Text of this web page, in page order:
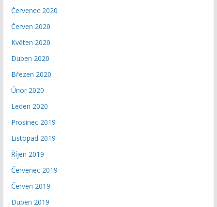
Červenec 2020
Červen 2020
Květen 2020
Duben 2020
Březen 2020
Únor 2020
Leden 2020
Prosinec 2019
Listopad 2019
Říjen 2019
Červenec 2019
Červen 2019
Duben 2019